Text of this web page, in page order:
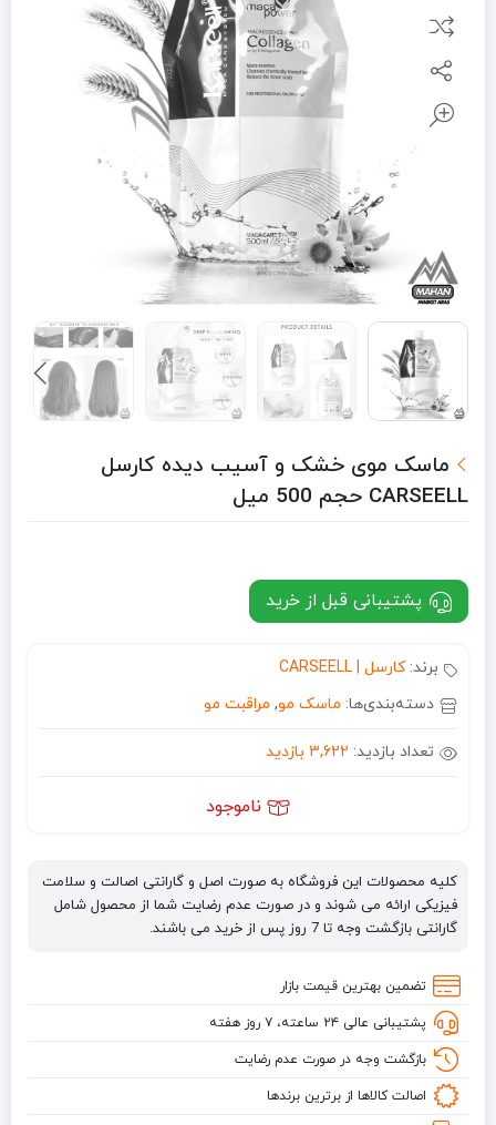
ماسک موی خشک و آسیب دیده کارسل
CARSEELL حجم 500 میل
پشتیبانی قبل از خرید
برند:کارسل | CARSEELL
دسته‌بندی‌ها: ماسک مو, مراقبت مو
تعداد بازدید: 3,622 بازدید
ناموجود
کلیه محصولات این فروشگاه به صورت اصل و گارانتی اصالت و سلامت
فیزیکی ارائه می شوند و در صورت عدم رضایت شما از محصول شامل
گارانتی بازگشت وجه تا 7 روز پس از خرید می باشند.
تضمین بهترین قیمت بازار
پشتیبانی عالی ۲۴ ساعته، ۷ روز هفته
بازگشت وجه در صورت عدم رضایت
اصالت کالاها از برترین برندها